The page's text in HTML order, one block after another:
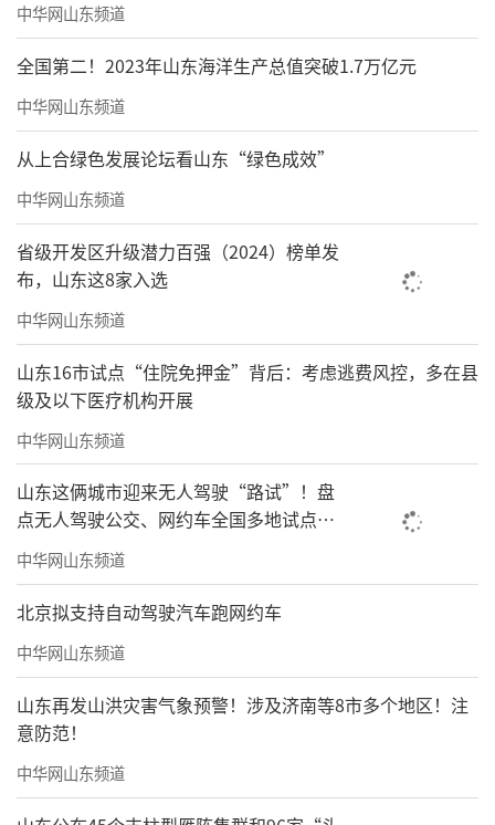
中华网山东频道
全国第二！2023年山东海洋生产总值突破1.7万亿元
中华网山东频道
从上合绿色发展论坛看山东“绿色成效”
中华网山东频道
省级开发区升级潜力百强（2024）榜单发
布，山东这8家入选
中华网山东频道
山东16市试点“住院免押金”背后：考虑逃费风控，多在县
级及以下医疗机构开展
中华网山东频道
山东这俩城市迎来无人驾驶“路试”！盘
点无人驾驶公交、网约车全国多地试点之
路
中华网山东频道
北京拟支持自动驾驶汽车跑网约车
中华网山东频道
山东再发山洪灾害气象预警！涉及济南等8市多个地区！注
意防范！
中华网山东频道